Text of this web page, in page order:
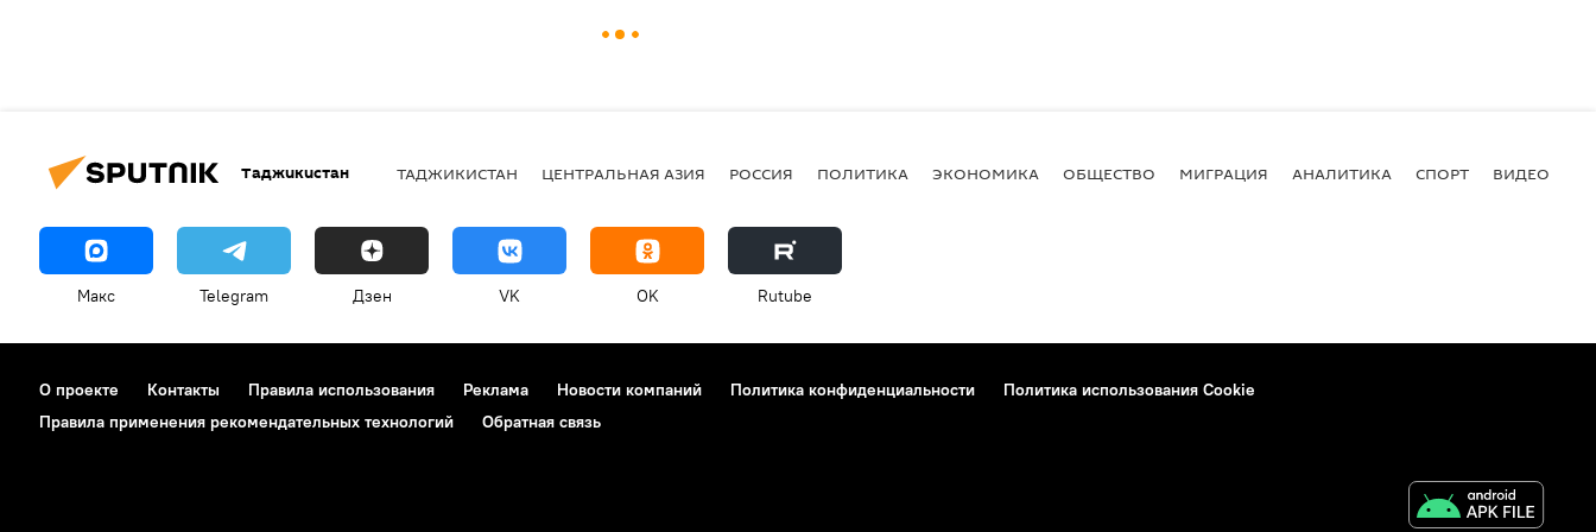
Таджикистан ТАДЖИКИСТАН ЦЕНТРАЛЬНАЯ АЗИЯ РОССИЯ ПОЛИТИКА ЭКОНОМИКА ОБЩЕСТВО МИГРАЦИЯ АНАЛИТИКА СПОРТ ВИДЕО
Макс Telegram Дзен VK OK Rutube
О проекте Контакты Правила использования Реклама Новости компаний Политика конфиденциальности
Политика использования Cookie
Правила применения рекомендательных технологий
Обратная связь